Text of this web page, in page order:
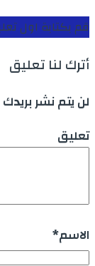
قم بكتابة اول
أترك لنا تعليق
لن يتم نشر
تعليق
الاسم*